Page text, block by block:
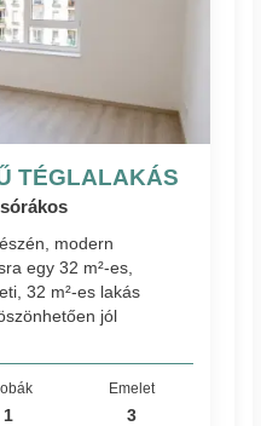
TÉGLALAKÁS
modern
egy 32 m²-es,
32 m²-es lakás
jól
1
Emelet
3